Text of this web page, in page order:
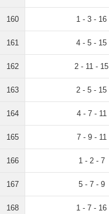
160 1 - 3 - 16
161 4 - 5 - 15
162 2 - 11 - 15
163 2 - 5 - 15
164 4 - 7 - 11
165 7 - 9 - 11
166 1 - 2 - 7
167 5 - 7 - 9
168 1 - 7 - 16